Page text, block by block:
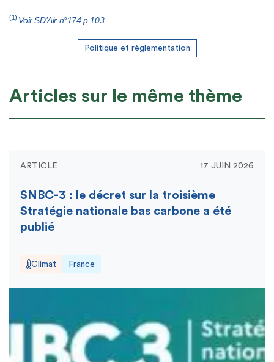
(1) Voir SD’Air n°174 p.103.
Politique et règlementation
Articles sur le même thème
ARTICLE 17 JUIN 2026
SNBC-3 : le décret sur la troisième
Stratégie nationale bas carbone a été
publié
Climat France